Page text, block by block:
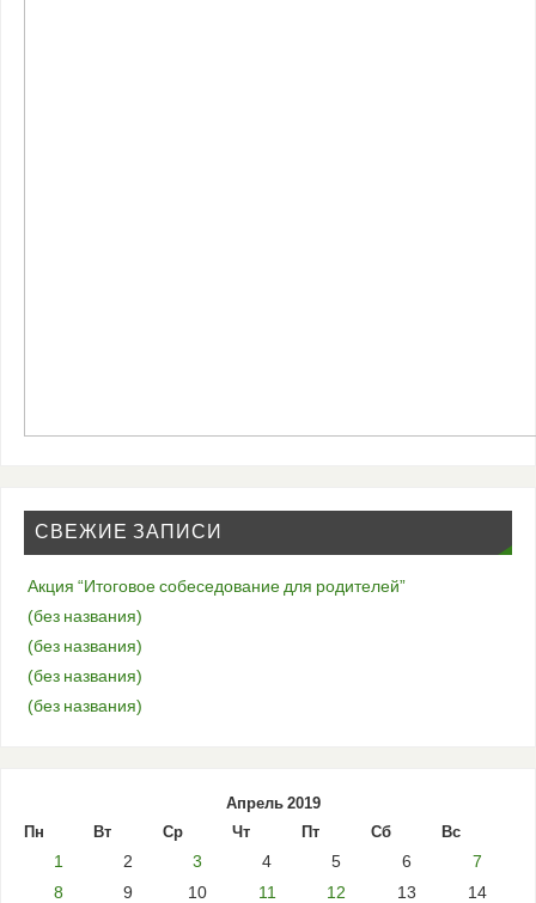
СВЕЖИЕ ЗАПИСИ
Акция “Итоговое собеседование для родителей”
(без названия)
(без названия)
(без названия)
(без названия)
Апрель 2019
Пн
Вт Ср Чт Пт Сб Вс
1 2 3 4 5 6
7
8
9 10 11 12 13
14